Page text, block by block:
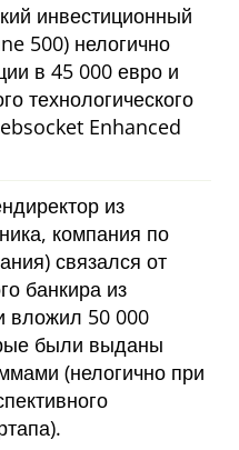
инвестиционный
500) нелогично
в 45 000 евро и
технологического
Enhanced
из
компания по
связался от
банкира из
вложил 50 000
были выданы
(нелогично при